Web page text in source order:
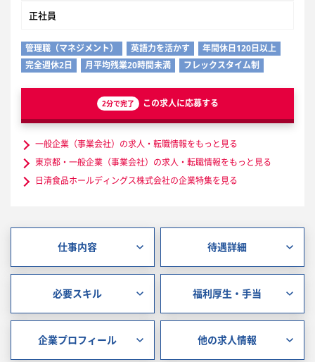
正社員
管理職（マネジメント） 英語力を活かす
年間休日120日以上
完全週休2日
月平均残業20時間未満 フレックスタイム制
2分で完了 この求人に応募する
一般企業（事業会社）の求人・転職情報をもっと見る
東京都・一般企業（事業会社）の求人・転職情報をもっと見る
日清食品ホールディングス株式会社の企業特集を見る
仕事内容 待遇詳細
必要スキル 福利厚生・手当
企業プロフィール 他の求人情報